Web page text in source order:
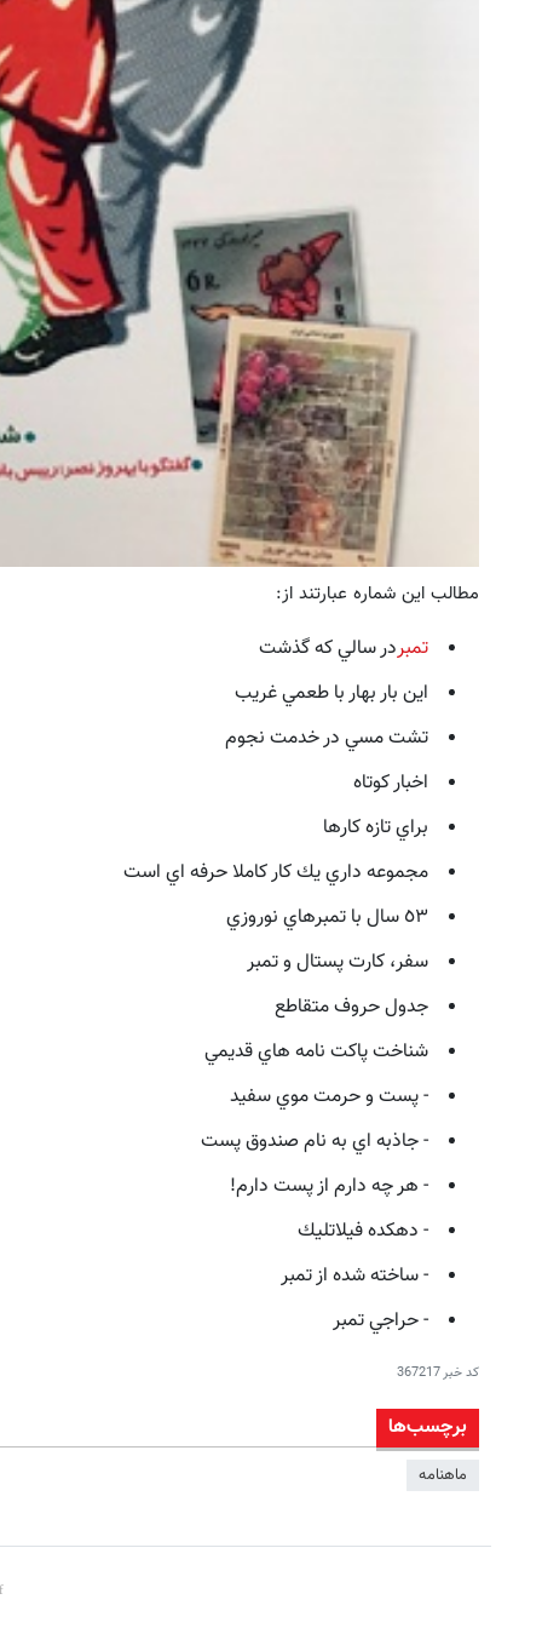
مطالب اين شماره عبارتند از:
تمبردر سالي كه گذشت
اين بار بهار با طعمي غريب
تشت مسي در خدمت نجوم
اخبار كوتاه
براي تازه كارها
مجموعه داري يك كار كاملا حرفه اي است
٥٣ سال با تمبرهاي نوروزي
سفر، كارت پستال و تمبر
جدول حروف متقاطع
شناخت پاكت نامه هاي قديمي
- پست و حرمت موي سفيد
- جاذبه اي به نام صندوق پست
- هر چه دارم از پست دارم!
- دهكده فيلاتليك
- ساخته شده از تمبر
- حراجي تمبر
کد خبر367217
برچسب‌ها
ماهنامه